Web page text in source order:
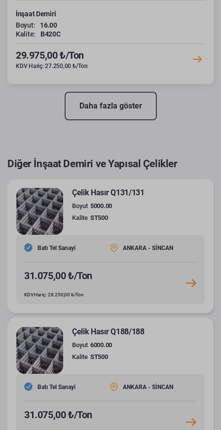
İnşaat Demiri
Boyut:
16.00
Kalite:
B420C
29.975,00 ₺/Ton
KDV Hariç: 27.250,00 ₺/Ton
Daha fazla göster
Diğer İnşaat Demiri ve Yapısal Çelikler
Çelik Hasır Q131/131
Boyut 5000.00
Kalite ST500
Batı Tel Sanayi ANKARA - SİNCAN
31.075,00 ₺/Ton
KDV Hariç: 28.250,00 ₺/Ton
Çelik Hasır Q188/188
Boyut 6000.00
Kalite ST500
Batı Tel Sanayi ANKARA - SİNCAN
31.075,00 ₺/Ton